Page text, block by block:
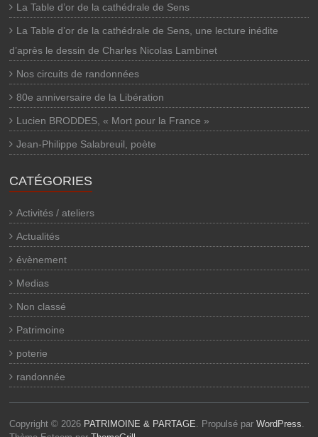
La Table d’or de la cathédrale de Sens
La Table d’or de la cathédrale de Sens, une lecture inédite
d’après le dessin de Charles Nicolas Lambinet
Nos circuits de randonnées
80e anniversaire de la Libération
Lucien BRODDES, « Mort pour la France »
Jean-Philippe Salabreuil, poète
CATÉGORIES
Activités / ateliers
Actualités
évènement
Medias
Non classé
Patrimoine
poterie
randonnée
Copyright © 2026 PATRIMOINE & PARTAGE . Propulsé parWordPress